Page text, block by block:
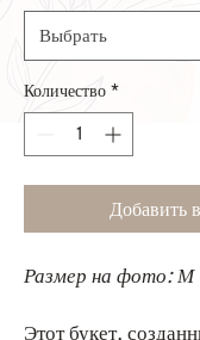
Количество *
Добавить
Размер на фото: М
Этот букет,